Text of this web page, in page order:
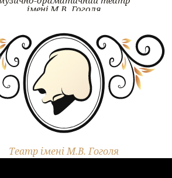
Театр імені М.В. Гоголя
імені М.В. Гоголя